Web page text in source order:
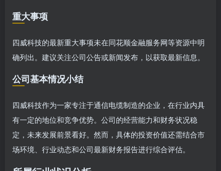
重大事项
四威科技的最新重大事项未在同花顺金融服务网等资源中明
确列出。建议关注公司公告或新闻发布，以获取最新信息。
公司基本情况小结
四威科技作为一家专注于通信电缆制造的企业，在行业内具
有一定的地位和竞争优势。公司的经营能力和财务状况稳
定，未来发展前景看好。然而，具体的投资价值还需结合市
场环境、行业动态和公司最新财务报告进行综合评估。